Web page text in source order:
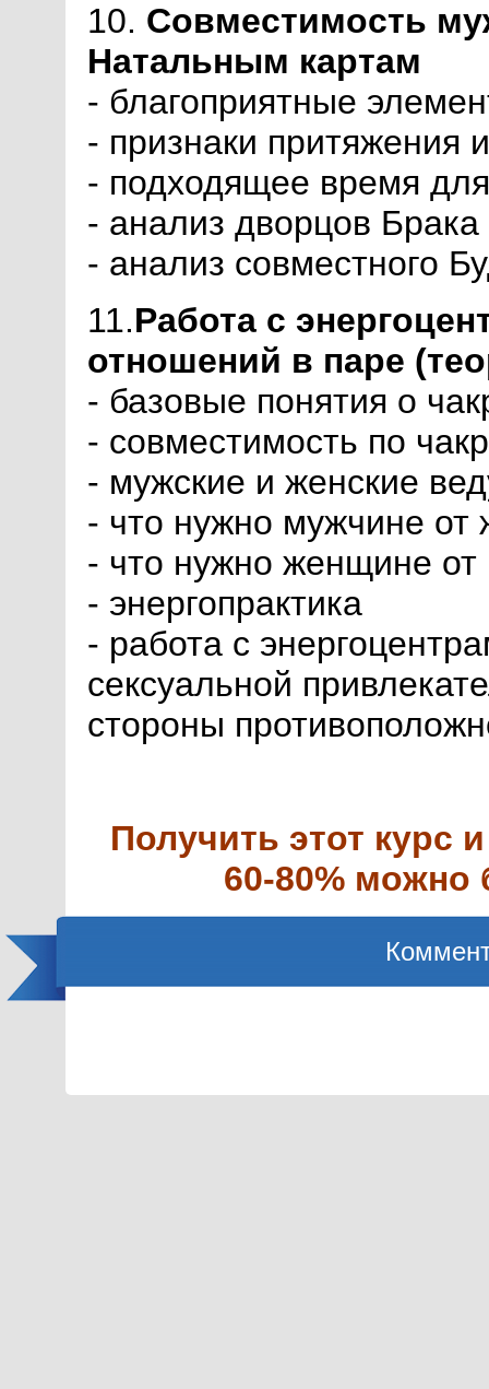
10. Совместимость
Натальным картам
- благоприятные
- признаки притяжения
- подходящее время
- анализ дворцов Брака
- анализ совместного
11.Работа с
отношений в паре
- базовые понятия о
- совместимость по
- мужские и женские
- что нужно мужчине
- что нужно женщине
- энергопрактика
- работа с
сексуальной
стороны
Получить этот курс
60-80% можно